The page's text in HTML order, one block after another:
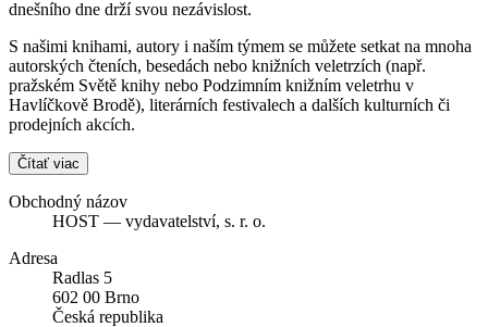
dnešního dne drží svou nezávislost.
S našimi knihami, autory i naším týmem se můžete setkat na mnoha
autorských čteních, besedách nebo knižních veletrzích (např.
pražském Světě knihy nebo Podzimním knižním veletrhu v
Havlíčkově Brodě), literárních festivalech a dalších kulturních či
prodejních akcích.
Čítať viac
Obchodný názov
HOST — vydavatelství, s. r. o.
Adresa
Radlas 5
602 00 Brno
Česká republika